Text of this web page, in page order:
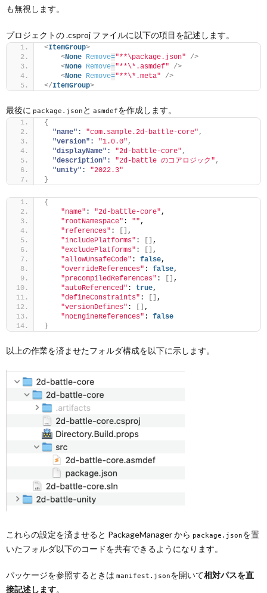
も無視します。
プロジェクトの .csproj ファイルに以下の項目を記述します。
<ItemGroup>
<None Remove="**\package.json"
/>
<None Remove="**\*.asmdef"
/>
<None Remove="**\*.meta"
/>
</ItemGroup>
最後に package.json と asmdefを作成します。
{
"name":
"com.sample.2d-battle-core" ,
"version":
"1.0.0" ,
"displayName":
"2d-battle-core" ,
"description":
"2d-battle のコアロジック" ,
"unity":
"2022.3"
}
{
"name" : "2d-battle-core" ,
"rootNamespace" : "" ,
"references" : [] ,
"includePlatforms" : [] ,
"excludePlatforms" : [] ,
"allowUnsafeCode" : false,
"overrideReferences" : false,
"precompiledReferences" : [] ,
"autoReferenced" : true,
"defineConstraints" : [] ,
"versionDefines" : [] ,
"noEngineReferences" : false
}
以上の作業を済ませたフォルダ構成を以下に示します。
これらの設定を済ませると PackageManager から package.jsonを置
いたフォルダ以下のコードを共有できるようになります。
パッケージを参照するときは manifest.jsonを開いて相対パスを直
接記述します。